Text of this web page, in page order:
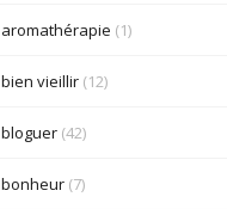
aromathérapie (1)
bien vieillir(12)
bloguer(42)
bonheur(7)